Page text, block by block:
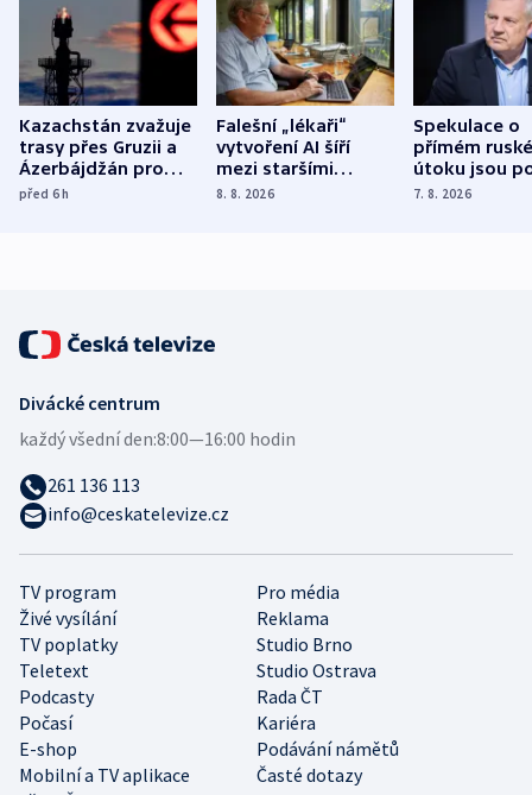
Kazachstán zvažuje
trasy přes Gruzii a
Ázerbájdžán pro
vývoz ropy do
před 6h
Falešní „lékaři“
vytvoření AI šíří
mezi staršími
Poláky nebezpečné
8. 8. 2026
Spekulace o
přímém
útoku jsou
míní
7. 8. 2026
TV program
Pro média
Živé vysílání
Reklama
TV poplatky
Studio Brno
Teletext
Studio Ostrava
Podcasty
Rada ČT
Počasí
Kariéra
E-shop
Podávání námětů
Mobilní a TV aplikace
Časté dotazy
Divácké centrum
každý všední den:8:00—16:00 hodin
261 136 113
info@ceskatelevize.cz